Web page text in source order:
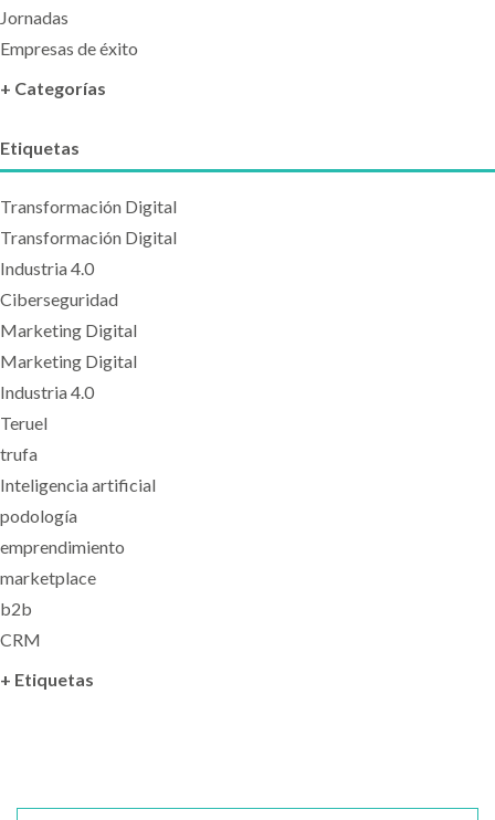
Jornadas
Empresas de éxito
+ Categorías
Etiquetas
Transformación Digital
Transformación Digital
Industria 4.0
Ciberseguridad
Marketing Digital
Marketing Digital
Industria 4.0
Teruel
trufa
Inteligencia artificial
podología
emprendimiento
marketplace
b2b
CRM
+ Etiquetas